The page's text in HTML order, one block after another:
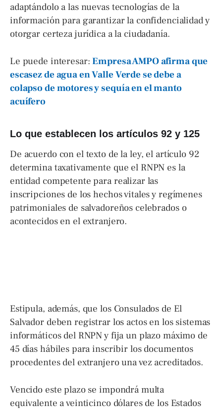
adaptándolo a las nuevas tecnologías de la
información para garantizar la confidencialidad y
otorgar certeza jurídica a la ciudadanía.
Le puede interesar:Empresa AMPO afirma que
escasez de agua en Valle Verde se debe a
colapso de motores y sequía en el manto
acuífero
Lo que establecen los artículos 92 y 125
De acuerdo con el texto de la ley, el artículo 92
determina taxativamente que el RNPN es la
entidad competente para realizar las
inscripciones de los hechos vitales y regímenes
patrimoniales de salvadoreños celebrados o
acontecidos en el extranjero.
Estipula, además, que los Consulados de El
Salvador deben registrar los actos en los sistemas
informáticos del RNPN y fija un plazo máximo de
45 días hábiles para inscribir los documentos
procedentes del extranjero una vez acreditados.
Vencido este plazo se impondrá multa
equivalente a veinticinco dólares de los Estados